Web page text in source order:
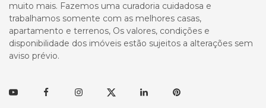
muito mais. Fazemos uma curadoria cuidadosa e
trabalhamos somente com as melhores casas,
apartamento e terrenos, Os valores, condições e
disponibilidade dos imóveis estão sujeitos a alterações sem
aviso prévio.
YoutubeFacebookInstagramTwitter LinkedinPinterest